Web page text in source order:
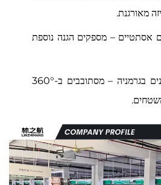
מאורגנת.
אסתטיים – מספקים הגנה נוספת
גלגלים חלקים ושקטים יצרנים בגרמניה – מסתובבים ב-360°